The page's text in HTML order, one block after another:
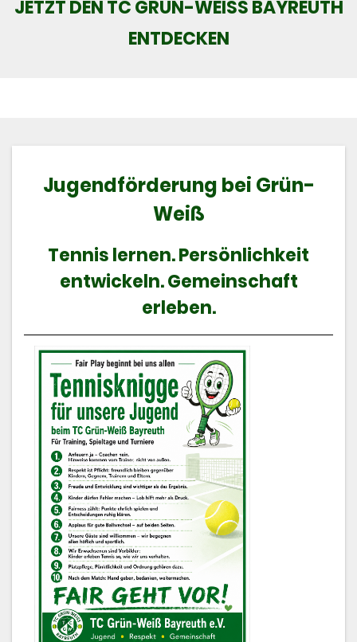
JETZT DEN TC GRÜN-WEISS BAYREUTH E
NTDECKEN
Jugendförderung bei Grün-
Weiß
Tennis lernen. Persönlichkeit
entwickeln. Gemeinschaft
erleben.